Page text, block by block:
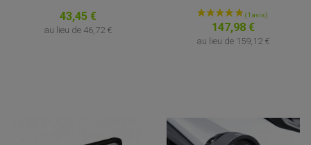
43,45 €
au lieu de 46,72 € 147,98 €
au lieu de 159,12 €